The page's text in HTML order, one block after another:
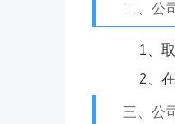
二、公
1、
2、
三、公